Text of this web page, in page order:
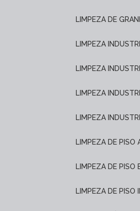
LIMPEZA DE
LIMPEZA
LIMPEZA
LIMPEZA
LIMPEZA
LIMPEZA DE
LIMPEZA DE
LIMPEZA DE